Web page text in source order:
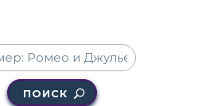
ПОИСК